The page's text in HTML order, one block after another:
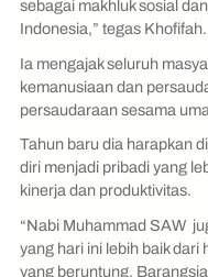
sebagai makhluk sosial
Indonesia,” tegas Khofifah.
Ia mengajak seluruh
kemanusiaan dan
persaudaraan sesama
Tahun baru dia harapkan
diri menjadi pribadi yang
kinerja dan produktivitas.
“Nabi Muhammad SAW
yang hari ini lebih baik dari
yang beruntung.